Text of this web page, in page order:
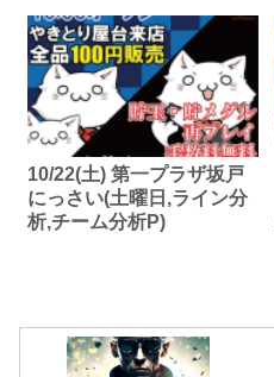
10/22(土) 第一プラザ坂戸
にっさい(土曜日,ライン分
析,チーム分析P)